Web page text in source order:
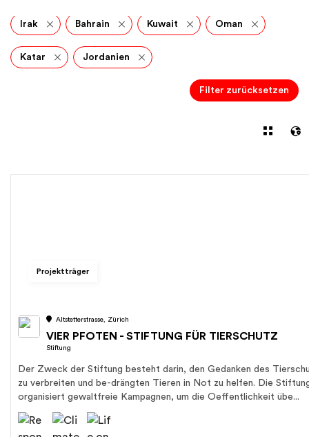
Irak Bahrain Kuwait Oman
Katar Jordanien
Filter zurücksetzen
Projektträger
Altstetterstrasse, Zürich
VIER PFOTEN - STIFTUNG FÜR TIERSCHUTZ
Stiftung
Der Zweck der Stiftung besteht darin, den Gedanken des
zu verbreiten und be-drängten Tieren in Not zu helfen. Die
organisiert gewaltfreie Kampagnen, um die Oeffentlichkeit übe...